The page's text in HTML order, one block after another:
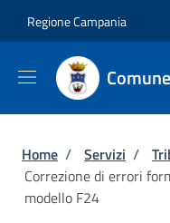
Regione Campania
Briciole di
Home / Servizi /
Correzione di errori
modello F24